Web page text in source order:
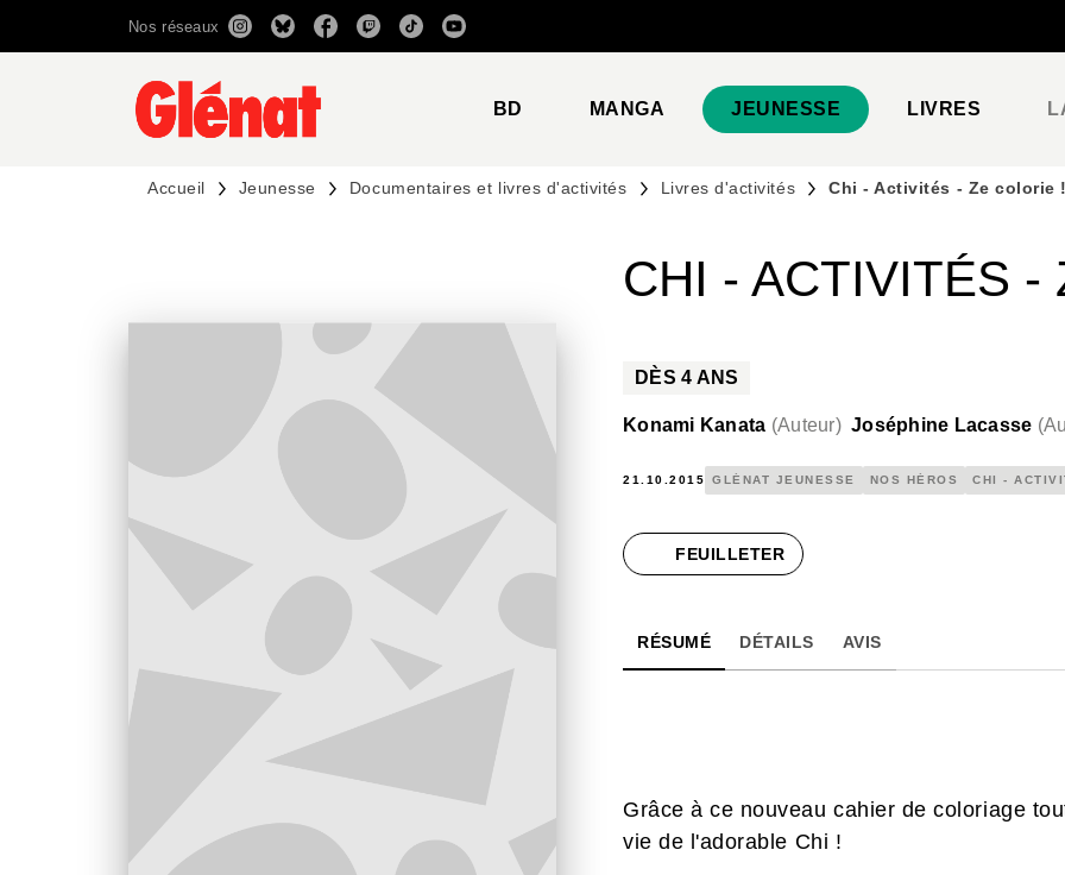
RECHERCHE CONTENU
Nos réseaux
BD MANGA JEUNESSE LIVRES
Accueil Jeunesse Documentaires et livres d'activités Livres d'activités Chi - Activités - Ze colorie !
CHI - ACTIVITÉS -
DÈS4 ANS
Konami Kanata (Auteur) Joséphine Lacasse (
21.10.2015 GLÉNAT JEUNESSE NOS HÉROS CHI -
FEUILLETER
RÉSUMÉ DÉTAILS AVIS
Grâce à ce nouveau cahier de coloriage
vie de l'adorable Chi !